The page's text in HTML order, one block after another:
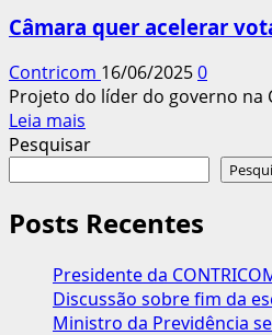
Câmara quer acelerar
Contricom 16/06/20250
Projeto do líder do governo na
Leia mais
mais
quer
acelerar
votação
da
atualização
Pesquisar
Posts Recentes
Presidente da
Discussão sobre fim da
Ministro da Previdência